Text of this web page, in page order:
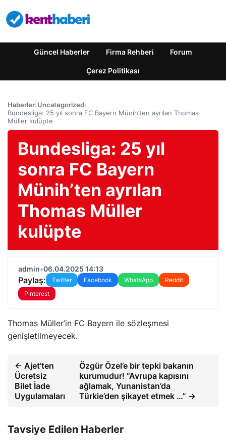
Güncel Haberler Firma Rehberi Forum
Çerez Politikası
Haberler›Uncategorized›
Bundesliga: 25 yıl sonra FC Bayern Münih’ten ayrılan Thomas
Müller kulüpte
Bundesliga: 25 yıl
sonra FC Bayern
Münih’ten ayrılan
Thomas Müller
kulüpte
admin•06.04.2025 14:13
Paylaş: Twitter Facebook WhatsApp
Reddit
Pinterest
Thomas Müller’in FC Bayern ile sözleşmesi
genişletilmeyecek.
← Ajet’ten
Ücretsiz
Bilet İade
Uygulamaları
Özgür Özel’e bir tepki bakanın
kurumudur! “Avrupa kapısını
ağlamak, Yunanistan’da
Türkie’den şikayet etmek …” →
Tavsiye Edilen Haberler